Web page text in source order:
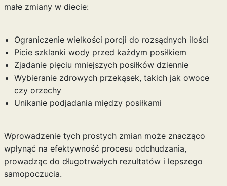
małe zmiany w diecie:
Ograniczenie wielkości porcji do rozsądnych ilości
Picie szklanki wody przed każdym posiłkiem
Zjadanie pięciu mniejszych posiłków dziennie
Wybieranie zdrowych przekąsek, takich jak owoce
czy orzechy
Unikanie podjadania między posiłkami
Wprowadzenie tych prostych zmian może znacząco
wpłynąć na efektywność procesu odchudzania,
prowadząc do długotrwałych rezultatów i lepszego
samopoczucia.